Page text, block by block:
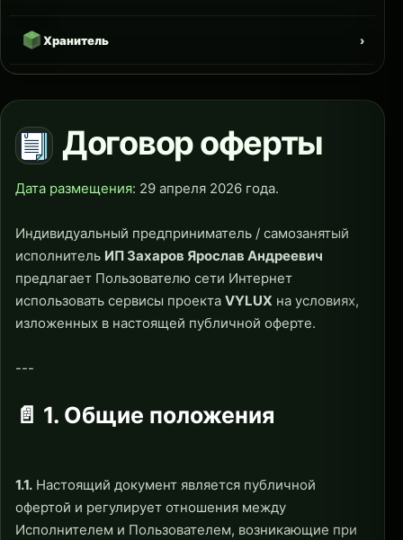
Хранитель
Договор оферты
Дата размещения: 29 апреля 2026 года.
Индивидуальный предприниматель / самозанятый
исполнитель ИП Захаров Ярослав Андреевич
предлагает Пользователю сети Интернет
использовать сервисы проекта VYLUX на условиях,
изложенных в настоящей публичной оферте.
---
📄 1. Общие положения
1.1. Настоящий документ является публичной
офертой и регулирует отношения между
Исполнителем и Пользователем, возникающие при